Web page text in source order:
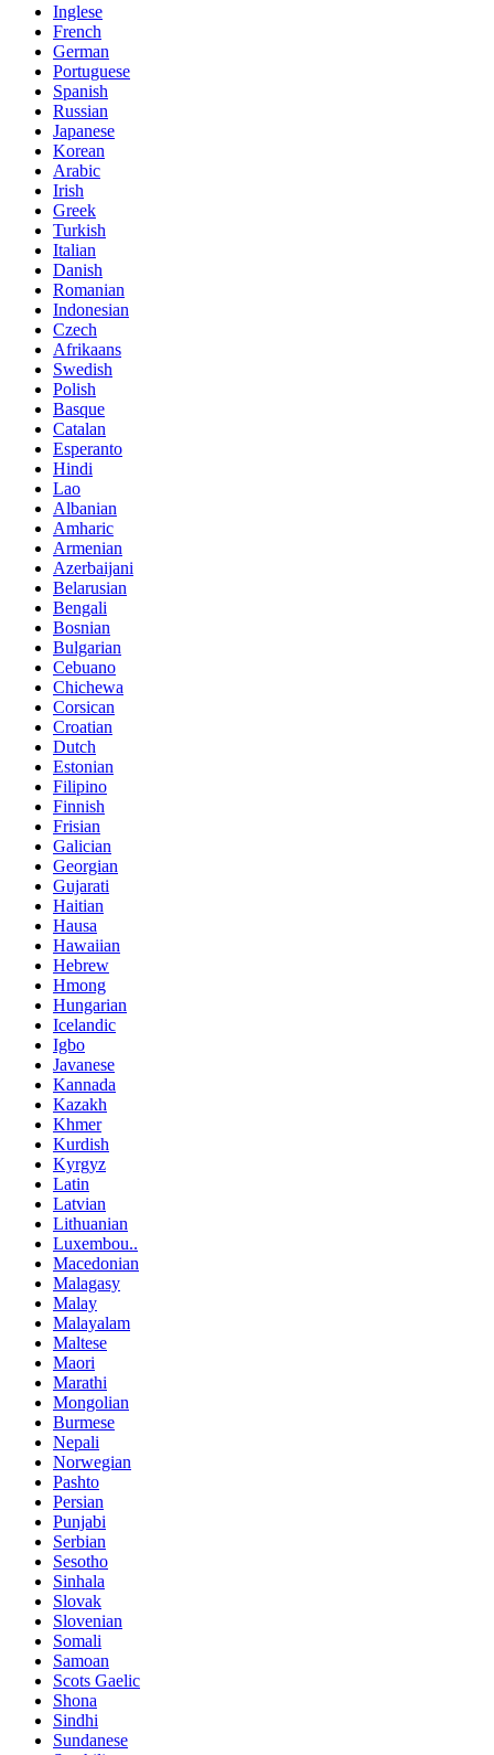
Inglese
French
German
Portuguese
Spanish
Russian
Japanese
Korean
Arabic
Irish
Greek
Turkish
Italian
Danish
Romanian
Indonesian
Czech
Afrikaans
Swedish
Polish
Basque
Catalan
Esperanto
Hindi
Lao
Albanian
Amharic
Armenian
Azerbaijani
Belarusian
Bengali
Bosnian
Bulgarian
Cebuano
Chichewa
Corsican
Croatian
Dutch
Estonian
Filipino
Finnish
Frisian
Galician
Georgian
Gujarati
Haitian
Hausa
Hawaiian
Hebrew
Hmong
Hungarian
Icelandic
Igbo
Javanese
Kannada
Kazakh
Khmer
Kurdish
Kyrgyz
Latin
Latvian
Lithuanian
Luxembou..
Macedonian
Malagasy
Malay
Malayalam
Maltese
Maori
Marathi
Mongolian
Burmese
Nepali
Norwegian
Pashto
Persian
Punjabi
Serbian
Sesotho
Sinhala
Slovak
Slovenian
Somali
Samoan
Scots Gaelic
Shona
Sindhi
Sundanese